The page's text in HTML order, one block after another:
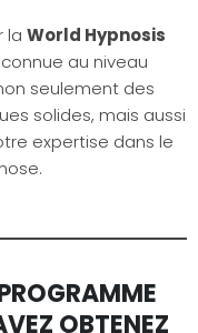
la World Hypnosis
au niveau
seulement des
solides, mais aussi
expertise dans le
OBTENEZ